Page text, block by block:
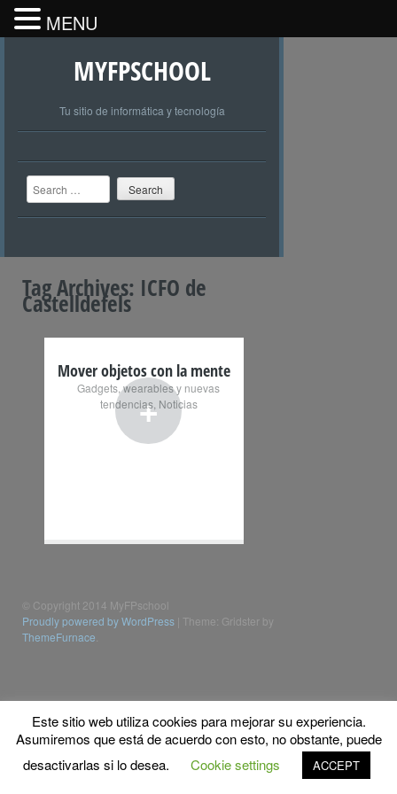
MYFPSCHOOL
Tu sitio de informática y tecnología
Search
Tag Archives: ICFO de
Castelldefels
+
Mover objetos con la mente
Gadgets, wearables y nuevas
tendencias, Noticias
© Copyright 2014 MyFPschool
Proudly powered by WordPress Theme: Gridster by
ThemeFurnace
Este sitio web utiliza cookies para mejorar su experiencia.
Asumiremos que está de acuerdo con esto, no obstante, puede
desactivarlas si lo desea.
Cookie settings ACCEPT
MENU